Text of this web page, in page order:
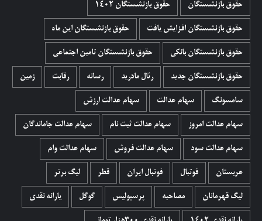
حقوق بازنشستگان حقوق بازنشستگان 1402
حقوق بازنشستگان افزایش یافت حقوق بازنشستگان این ماه
حقوق بازنشستگان بانکی حقوق بازنشستگان تامین اجتماعی
حقوق بازنشستگان جدید رئال مادرید رسانه رقابت زمین
سامسونگ سهام عدالت سهام عدالت ارزش
سهام عدالت امروز سهام عدالت ثبت نام سهام عدالت جاماندگان
سهام عدالت سود سهام عدالت فروش سهام عدالت وام
عربستان فوتبال فوتبال ایران قطر لیگ برتر
لیگ قهرمانان مصاحبه پرسپولیس گوگل یارانه نقدی